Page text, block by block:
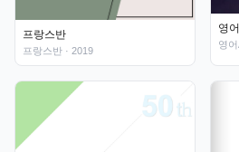
프랑스반
프랑스반 · 2019
영
영